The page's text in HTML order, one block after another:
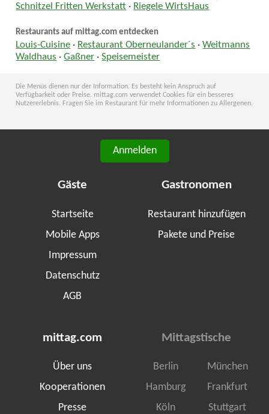
Schnitzel Fritten Werkstatt · Riegele WirtsHaus
Restaurants auf mittag.com entdecken
Louis-Cuisine · Restaurant Oberneulander´s ·Weitmanns
Waldhaus ·Gaßner ·Speisemeister
Die Menüs dienen nur der Information. Es besteht kein Anspruch auf
Verfügbarkeit oder Preise. mittag.com verwendet Cookies für ein besseres
Nutzererlebnis. Fragen Sie im Restaurant für mehr Informationen zu Allergenen.
Anmelden
Gäste
Startseite
Mobile Apps
Impressum
Datenschutz
AGB
Gastronomen
Restaurant hinzufügen
Pakete und Preise
mittag.com
Über uns
Kooperationen
Presse
Mittagstische
Berlin
München
Hamburg
Frankfurt
Köln
Stuttgart